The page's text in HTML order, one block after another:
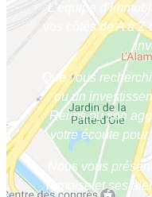
L’équipe
vos côtés de A à Z
Que vous
ou un
Reims ou son
votre écoute pour
Nous vous
rémoise et ses